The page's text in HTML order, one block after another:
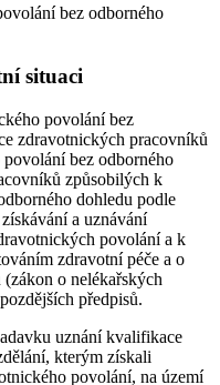
bez odborného
situaci
povolání bez
zdravotnických pracovníků
bez odborného
způsobilých k
dohledu podle
a uznávání
povolání a k
zdravotní péče a o
o nelékařských
předpisů.
uznání kvalifikace
kterým získali
povolání, na území